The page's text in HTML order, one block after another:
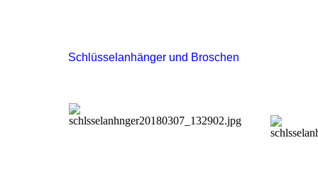
Schlüsselanhänger und Broschen